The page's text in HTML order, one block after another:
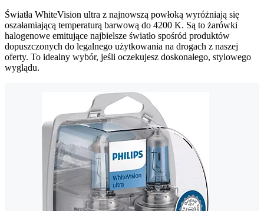
Światła WhiteVision ultra z najnowszą powłoką wyróżniają się
oszałamiającą temperaturą barwową do 4200 K. Są to żarówki
halogenowe emitujące najbielsze światło spośród produktów
dopuszczonych do legalnego użytkowania na drogach z naszej
oferty. To idealny wybór, jeśli oczekujesz doskonałego, stylowego
wyglądu.